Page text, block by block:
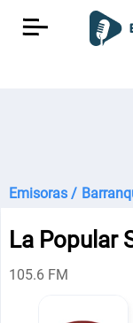
Emisoras /
La Popular
105.6 FM